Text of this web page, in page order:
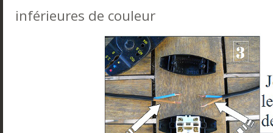
inférieures de couleur